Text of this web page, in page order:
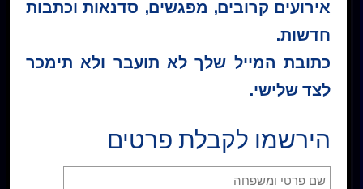
* כל התכנים באתר לרבות קבצי השמע והמלל בעמוד
השיעורים, מוגנים בזכויות יוצרים. אין לעשות בתכנים אלו
שימוש פרטי או מסחרי כלשהו. אין להפיץ, להעתיק או
בניסים – ישראל ®"
אירועים קרובים, מפגשים, סדנאות וכתבות
חדשות.
כתובת המייל שלך לא תועבר ולא תימכר
לצד שלישי.
הירשמו לקבלת פרטים